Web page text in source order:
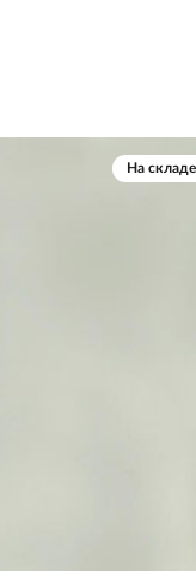
На складе